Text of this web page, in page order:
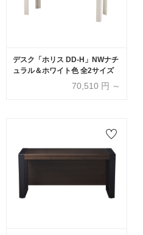
デスク「ホリス DD-H」NWナチ
ュラル＆ホワイト色 全2サイズ
70,510 円 ～